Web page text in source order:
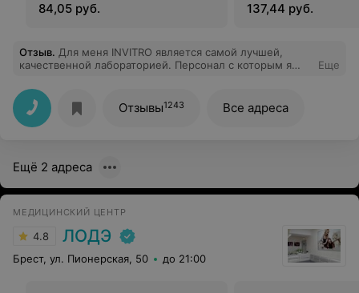
84,05 руб.
137,44 руб.
Отзыв. Для меня INVITRO является самой лучшей,
качественной лабораторией. Персонал с которым я
своего дела!!! Спасибо за вашу заботу о своих
пациентах! Крепкого здоровья всем сотрудникам такой
замечательной компании и процветания лаборатории
INVITRO!!!
Еще
Отзывы1243 Все адреса
Ещё 2 адреса
МЕДИЦИНСКИЙ ЦЕНТР
4.8 ЛОДЭ
Брест, ул. Пионерская, 50 до 21:00